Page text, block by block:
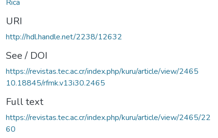
Rica
URI
http://hdl.handle.net/2238/12632
See / DOI
https://revistas.tec.ac.cr/index.php/kuru/article/view/2465
10.18845/rfmk.v13i30.2465
Full text
https://revistas.tec.ac.cr/index.php/kuru/article/view/2465/22
60